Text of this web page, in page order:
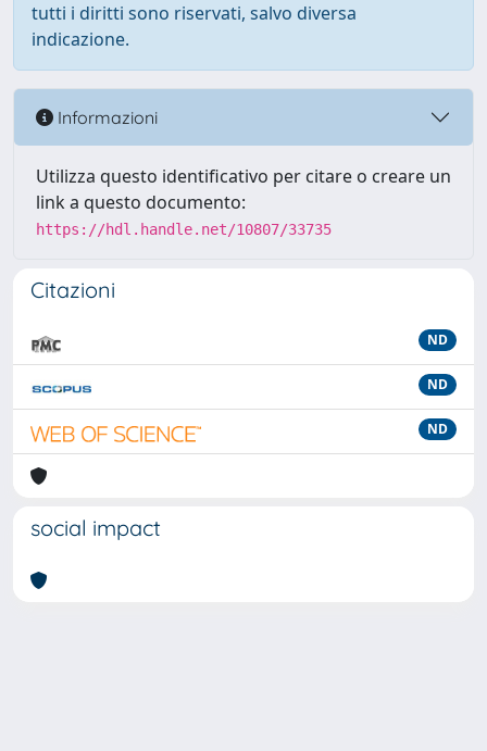
tutti i diritti sono riservati, salvo diversa
indicazione.
Informazioni
Utilizza questo identificativo per citare o creare un
link a questo documento:
https://hdl.handle.net/10807/33735
Citazioni
ND
ND
ND
social impact